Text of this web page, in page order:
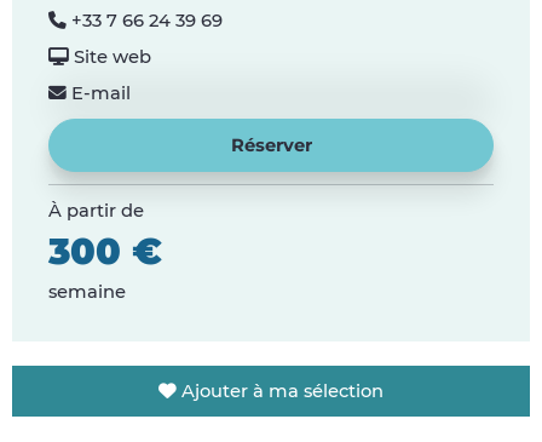
+33 7 66 24 39 69
Site web
E-mail
Réserver
À partir de
300 €
semaine
Ajouter à ma sélection